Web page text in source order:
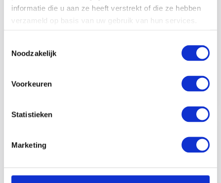
informatie die u aan ze heeft verstrekt of die ze hebben
verzameld op basis van uw gebruik van hun services.
Noodzakelijk
Voorkeuren
Statistieken
Marketing
De afgelopen jaren zijn energieprijzen allesbehalve
stabiel geweest. Door geopolitieke spanningen,
bedrijven is dit geen tijdelijk probleem meer,…
Read more